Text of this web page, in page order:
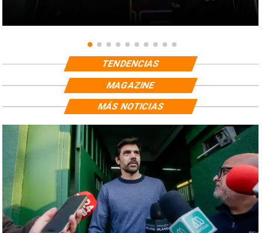
TENDENCIAS
MAGAZINE
MÁS NOTICIAS